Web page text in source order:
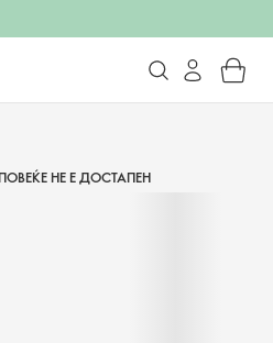
НЕ Е ДОСТАПЕН